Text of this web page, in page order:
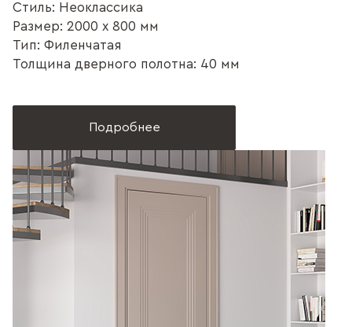
Стиль: Неоклассика
Размер: 2000 x 800 мм
Тип: Филенчатая
Толщина дверного полотна: 40 мм
Подробнее